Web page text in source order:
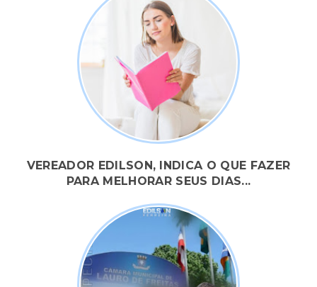
VEREADOR EDILSON, INDICA O QUE FAZER
PARA MELHORAR SEUS DIAS...